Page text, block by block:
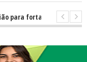
fortalecer Minas e